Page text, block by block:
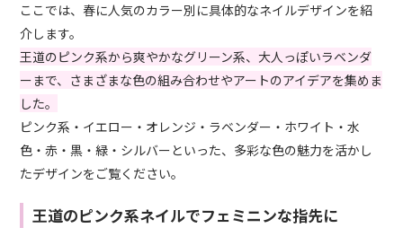
ここでは、春に人気のカラー別に具体的なネイルデザインを紹
介します。
王道のピンク系から爽やかなグリーン系、大人っぽいラベンダ
ーまで、さまざまな色の組み合わせやアートのアイデアを集めま
した。
ピンク系・イエロー・オレンジ・ラベンダー・ホワイト・水
色・赤・黒・緑・シルバーといった、多彩な色の魅力を活かし
たデザインをご覧ください。
王道のピンク系ネイルでフェミニンな指先に